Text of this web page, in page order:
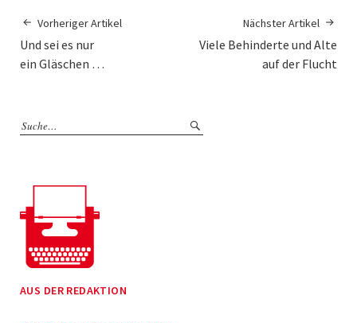
Vorheriger Artikel
Und sei es nur
ein Gläschen …
Nächster Artikel
Viele Behinderte und Alte
auf der Flucht
AUS DER REDAKTION